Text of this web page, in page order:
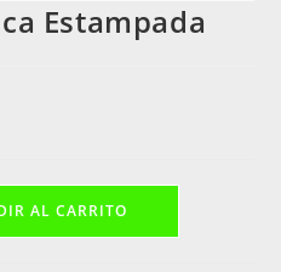
Estampada
AL CARRITO